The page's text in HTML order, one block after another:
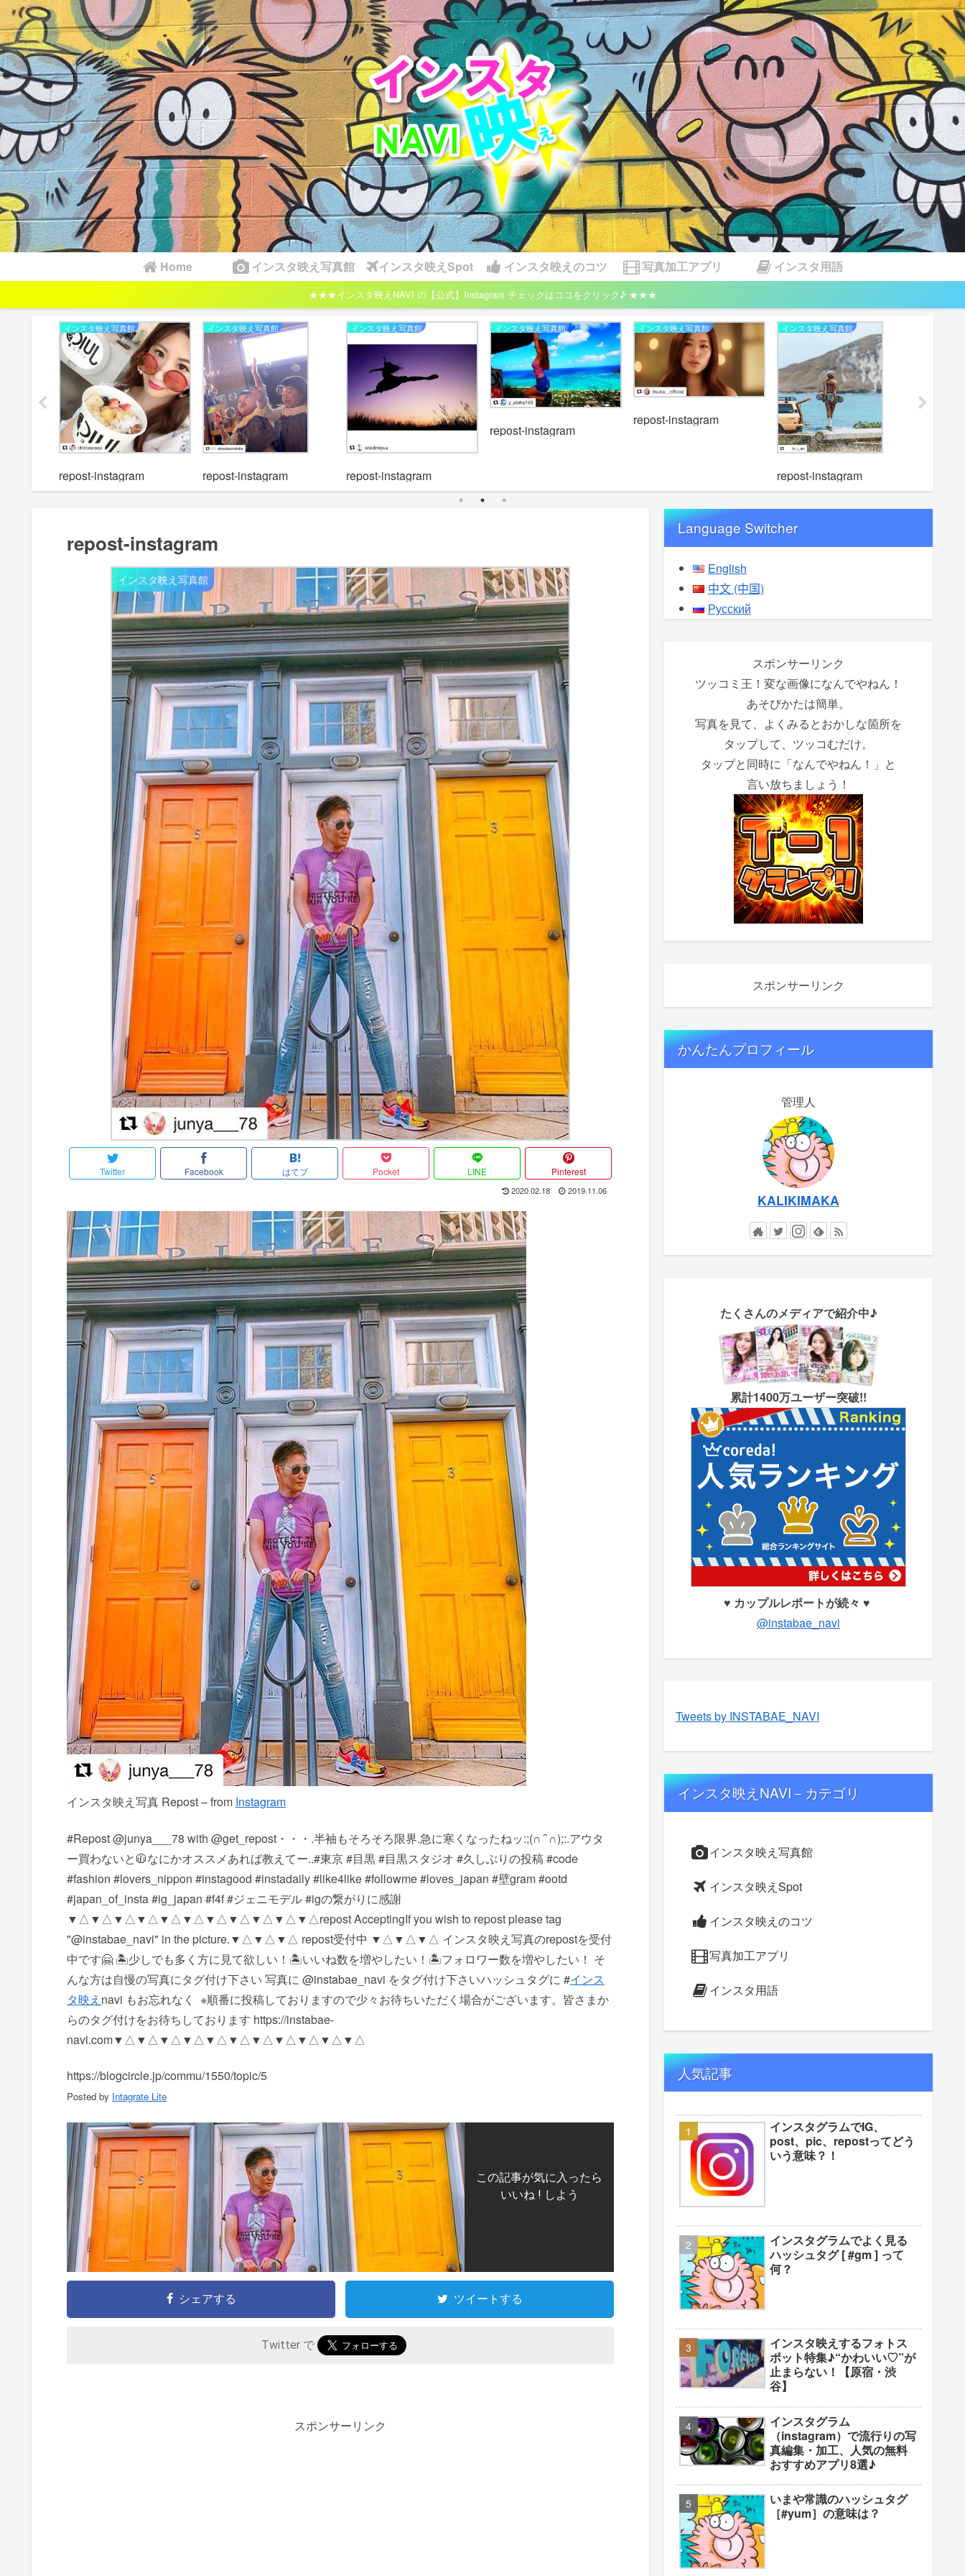
Home インスタ映え写真館 インスタ映えSpot インスタ映えのコツ 写真加工アプリ インスタ用語
★★★インスタ映えNAVI の【公式】Instagram チェックはココをクリック♪ ★★★
インスタ映え写真館
repost-instagram
インスタ映え写真館
repost-instagram
インスタ映え写真館
repost-instagram
インスタ映え写真館
repost-instagram
インスタ映え写真館
repost-instagram
インスタ映え写真館
repost-instagram
repost-instagram
インスタ映え写真館
Twitter Facebook はてブ Pocket LINE Pinterest
2020.02.18 2019.11.06
インスタ映え写真 Repost – from Instagram
#Repost @junya___78 with @get_repost・・・.半袖もそろそろ限界.急に寒くなったねッ:;(∩´`∩);:.アウタ
ー買わないと🧥なにかオススメあれば教えてー..#東京 #目黒 #目黒スタジオ #久しぶりの投稿 #code
#fashion #lovers_nippon #instagood #instadaily #like4like #followme #loves_japan #壁gram #ootd
#japan_of_insta #ig_japan #f4f #ジェニモデル #igの繋がりに感謝
▼△▼△▼△▼△▼△▼△▼△▼△▼△▼△▼△ repost Accepting If you wish to repost please tag
"@instabae_navi" in the picture. ▼△▼△▼△ repost受付中 ▼△▼△▼△ インスタ映え写真のrepostを受付
中です🤗 🏝少しでも多く方に見て欲しい！ 🏝いいね数を増やしたい！ 🏝フォロワー数を増やしたい！ そ
んな方は自慢の写真にタグ付け下さい 写真に @instabae_navi をタグ付け下さい️ ハッシュタグに #インス
タ映え navi もお忘れなく ️ ※順番に投稿しておりますので少々お待ちいただく場合がございます。 皆さまか
らのタグ付けをお待ちしております https://instabae-
navi.com ▼△▼△▼△▼△▼△▼△▼△▼△▼△▼△▼△
https://blogcircle.jp/commu/1550/topic/5
Posted by Intagrate Lite
この記事が気に入ったら
いいね ! しよう
シェアする ツイートする
Twitter で
スポンサーリンク
Language Switcher
English
中文 (中国)
Русский
スポンサーリンク
ツッコミ王！変な画像になんでやねん！
あそびかたは簡単。
写真を見て、よくみるとおかしな箇所を
タップして、ツッコむだけ。
タップと同時に「なんでやねん！」と
言い放ちましょう！
スポンサーリンク
かんたんプロフィール
管理人
KALIKIMAKA
たくさんのメディアで紹介中♪
累計1400万ユーザー突破!!
♥ カップルレポートが続々 ♥
@instabae_navi
Tweets by INSTABAE_NAVI
インスタ映えNAVI－カテゴリ
インスタ映え写真館
インスタ映えSpot
インスタ映えのコツ
写真加工アプリ
インスタ用語
人気記事
インスタグラムでIG、
post、pic、repostってどう
いう意味？！
インスタグラムでよく見る
ハッシュタグ [ #gm ] って
何？
インスタ映えするフォトス
ポット特集♪“かわいい♡”が
止まらない！【原宿・渋
谷】
インスタグラム
（instagram）で流行りの写
真編集・加工、人気の無料
おすすめアプリ8選♪
いまや常識のハッシュタグ
［#yum］の意味は？